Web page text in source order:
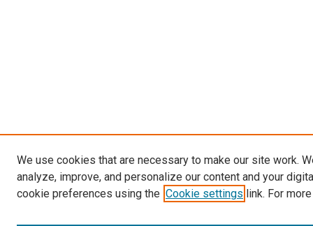
We use cookies that are necessary to make our site work.
analyze, improve, and personalize our content and your
cookie preferences using the Cookie settings link. For